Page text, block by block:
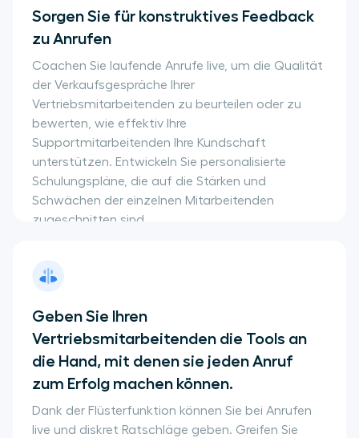
Sorgen Sie für konstruktives Feedback
zu Anrufen
Coachen Sie laufende Anrufe live, um die Qualität
der Verkaufsgespräche Ihrer
Vertriebsmitarbeitenden zu beurteilen oder zu
bewerten, wie effektiv Ihre
Supportmitarbeitenden Ihre Kundschaft
unterstützen. Entwickeln Sie personalisierte
Schulungspläne, die auf die Stärken und
Schwächen der einzelnen Mitarbeitenden
zugeschnitten sind.
Geben Sie Ihren
Vertriebsmitarbeitenden die Tools an
die Hand, mit denen sie jeden Anruf
zum Erfolg machen können.
Dank der Flüsterfunktion können Sie bei Anrufen
live und diskret Ratschläge geben. Greifen Sie